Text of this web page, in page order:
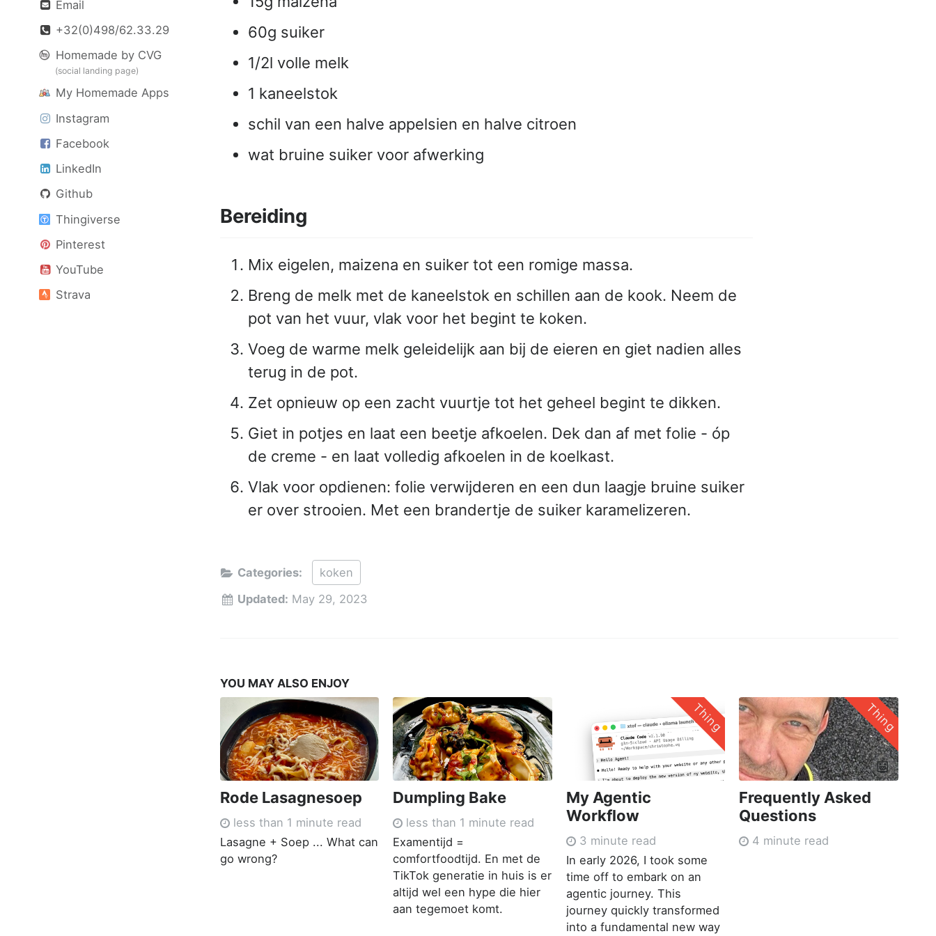
Email
+32(0)498/62.33.29
Homemade by CVG
(social landing page)
My Homemade Apps
Instagram
Facebook
LinkedIn
Github
Thingiverse
Pinterest
YouTube
Strava
60g suiker
1/2l volle melk
1 kaneelstok
schil van een halve appelsien en halve citroen
wat bruine suiker voor afwerking
Bereiding
Mix eigelen, maizena en suiker tot een romige massa.
Breng de melk met de kaneelstok en schillen aan de kook. Neem de
pot van het vuur, vlak voor het begint te koken.
Voeg de warme melk geleidelijk aan bij de eieren en giet nadien alles
terug in de pot.
Zet opnieuw op een zacht vuurtje tot het geheel begint te dikken.
Giet in potjes en laat een beetje afkoelen. Dek dan af met folie - óp
de creme - en laat volledig afkoelen in de koelkast.
Vlak voor opdienen: folie verwijderen en een dun laagje bruine suiker
er over strooien. Met een brandertje de suiker karamelizeren.
Categories:
koken
Updated: May 29, 2023
YOU MAY ALSO ENJOY
Rode Lasagnesoep
less than 1 minute read
Lasagne + Soep ... What can
go wrong?
Dumpling Bake
less than 1 minute read
Examentijd =
comfortfoodtijd. En met de
TikTok generatie in huis is er
altijd wel een hype die hier
aan tegemoet komt.
Thing
My Agentic
Workflow
3 minute read
In early 2026, I took some
time off to embark on an
agentic journey. This
journey quickly transformed
into a fundamental new way
Thing
🤖
Frequently Asked
Questions
4 minute read